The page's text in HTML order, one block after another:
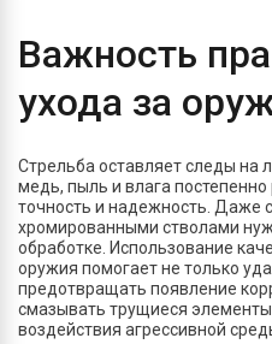
Важность
ухода за
Стрельба оставляет следы на
медь, пыль и влага
точность и надежность. Даже
хромированными стволами
обработке. Использование
оружия помогает не только
предотвращать появление
смазывать трущиеся
воздействия агрессивной